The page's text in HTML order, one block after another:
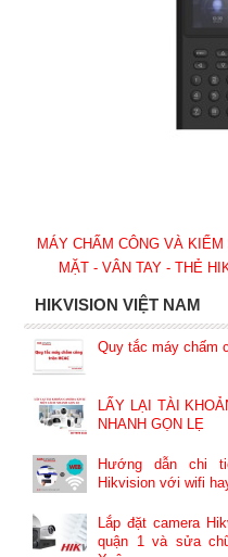
MÁY CHẤM CÔNG VÀ
MẶT - VÂN TAY - THẺ
HIKVISION VIỆT NAM
Quy tắc máy chấm
LẤY LẠI TÀI
NHANH GỌN LẸ
Hướng dẫn chi
Hikvision với wifi
Lắp đặt camera
quận 1 và sửa